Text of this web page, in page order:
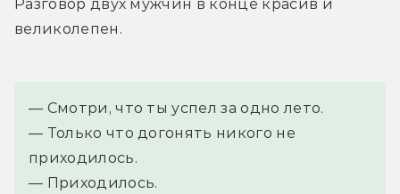
Разговор двух мужчин в конце красив и
великолепен.
— Смотри, что ты успел за одно лето.
— Только что догонять никого не
приходилось.
— Приходилось.